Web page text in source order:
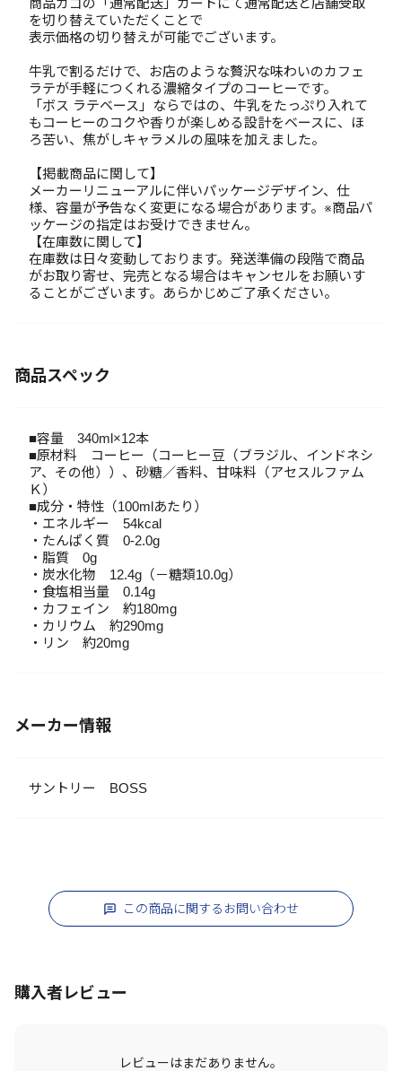
商品カゴの「通常配送」カートにて通常配送と店舗受取
を切り替えていただくことで
表示価格の切り替えが可能でございます。
牛乳で割るだけで、お店のような贅沢な味わいのカフェ
ラテが手軽につくれる濃縮タイプのコーヒーです。
「ボス ラテベース」ならではの、牛乳をたっぷり入れて
もコーヒーのコクや香りが楽しめる設計をベースに、ほ
ろ苦い、焦がしキャラメルの風味を加えました。
【掲載商品に関して】
メーカーリニューアルに伴いパッケージデザイン、仕
様、容量が予告なく変更になる場合があります。※商品パ
ッケージの指定はお受けできません。
【在庫数に関して】
在庫数は日々変動しております。発送準備の段階で商品
がお取り寄せ、完売となる場合はキャンセルをお願いす
ることがございます。あらかじめご了承ください。
商品スペック
■容量 340ml×12本
■原材料 コーヒー（コーヒー豆（ブラジル、インドネシ
ア、その他））、砂糖／香料、甘味料（アセスルファム
Ｋ）
■成分・特性（100mlあたり）
・エネルギー 54kcal
・たんぱく質 0-2.0g
・脂質 0g
・炭水化物 12.4g（－糖類10.0g）
・食塩相当量 0.14g
・カフェイン 約180mg
・カリウム 約290mg
・リン 約20mg
メーカー情報
サントリー BOSS
この商品に関するお問い合わせ
購入者レビュー
レビューはまだありません。